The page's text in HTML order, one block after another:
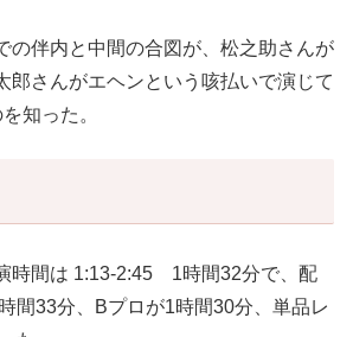
の伴内と中間の合図が、松之助さんが
郎さんがエヘンという咳払いで演じて
知った。
時間は 1:13-2:45 1時間32分で、配
間33分、Bプロが1時間30分、単品レ